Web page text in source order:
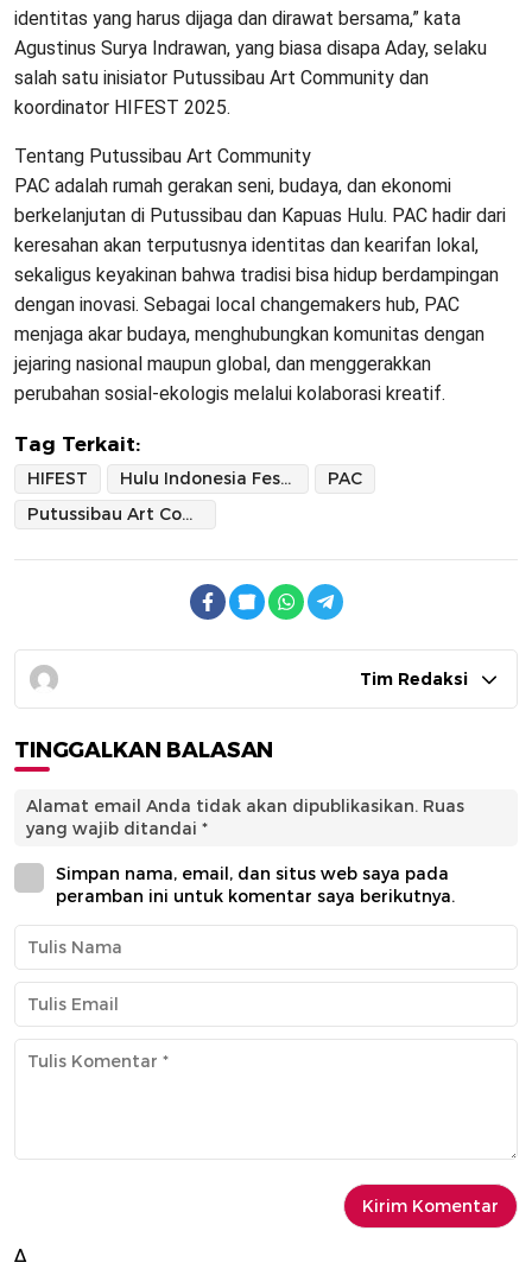
identitas yang harus dijaga dan dirawat bersama,” kata
Agustinus Surya Indrawan, yang biasa disapa Aday, selaku
salah satu inisiator Putussibau Art Community dan
koordinator HIFEST 2025.
Tentang Putussibau Art Community
PAC adalah rumah gerakan seni, budaya, dan ekonomi
berkelanjutan di Putussibau dan Kapuas Hulu. PAC hadir dari
keresahan akan terputusnya identitas dan kearifan lokal,
sekaligus keyakinan bahwa tradisi bisa hidup berdampingan
dengan inovasi. Sebagai local changemakers hub, PAC
menjaga akar budaya, menghubungkan komunitas dengan
jejaring nasional maupun global, dan menggerakkan
perubahan sosial-ekologis melalui kolaborasi kreatif.
Tag Terkait:
HIFEST Hulu Indonesia Festival
PAC
Putussibau Art Community
Tim Redaksi
TINGGALKAN BALASAN
Alamat email Anda tidak akan dipublikasikan. Ruas
yang wajib ditandai *
Simpan nama, email, dan situs web saya pada
peramban ini untuk komentar saya berikutnya.
Δ